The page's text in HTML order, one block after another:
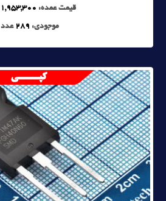
قیمت عمده: 1,953,300
موجودی: 289 عدد